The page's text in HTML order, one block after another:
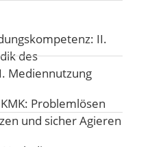
II.
des
Mediennutzung
Problemlösen
und sicher Agieren